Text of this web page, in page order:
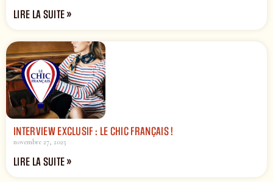
LIRE LA SUITE »
INTERVIEW EXCLUSIF : LE CHIC FRANÇAIS !
novembre 27, 2025
LIRE LA SUITE »